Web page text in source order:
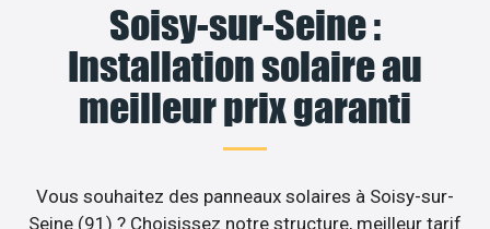
Soisy-sur-Seine :
Installation solaire au
meilleur prix garanti
Vous souhaitez des panneaux solaires à Soisy-sur-
Seine (91) ? Choisissez notre structure, meilleur tarif